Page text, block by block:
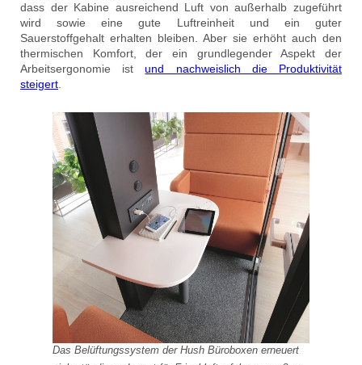
dass der Kabine ausreichend Luft von außerhalb zugeführt
wird sowie eine gute Luftreinheit und ein guter
Sauerstoffgehalt erhalten bleiben. Aber sie erhöht auch den
thermischen Komfort, der ein grundlegender Aspekt der
Arbeitsergonomie istund nachweislich die Produktivität
steigert
Das Belüftungssystem der Hush Büroboxen erneuert